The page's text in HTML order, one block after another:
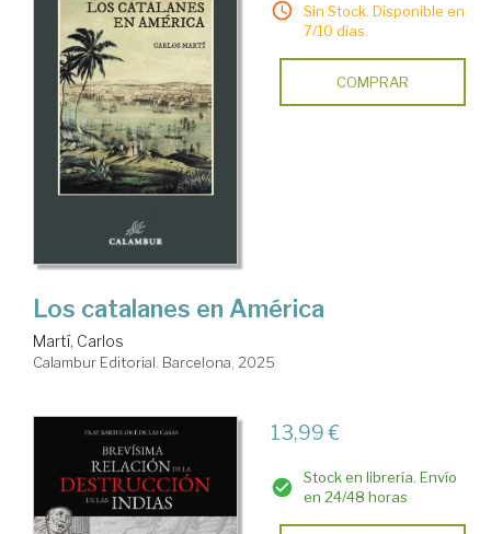
Sin Stock. Disponible en
7/10 días.
COMPRAR
Los catalanes en América
Martí, Carlos
Calambur Editorial. Barcelona, 2025
13,99 €
Stock en librería. Envío
en 24/48 horas